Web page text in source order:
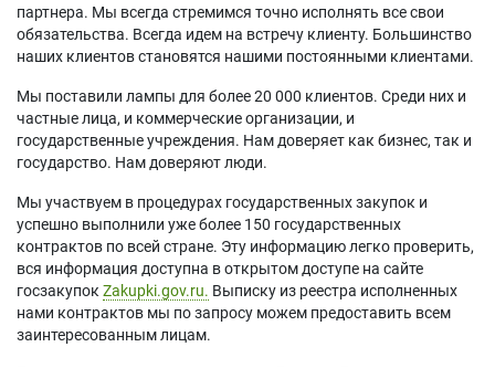
партнера. Мы всегда стремимся точно исполнять все свои
обязательства. Всегда идем на встречу клиенту. Большинство
наших клиентов становятся нашими постоянными клиентами.
Мы поставили лампы для более 20 000 клиентов. Среди них и
частные лица, и коммерческие организации, и
государственные учреждения. Нам доверяет как бизнес, так и
государство. Нам доверяют люди.
Мы участвуем в процедурах государственных закупок и
успешно выполнили уже более 150 государственных
контрактов по всей стране. Эту информацию легко проверить,
вся информация доступна в открытом доступе на сайте
госзакупок Zakupki.gov.ru. Выписку из реестра исполненных
нами контрактов мы по запросу можем предоставить всем
заинтересованным лицам.